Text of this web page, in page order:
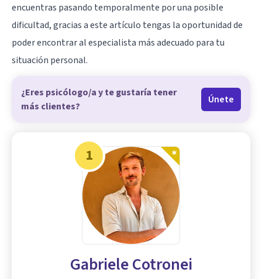
encuentras pasando temporalmente por una posible
dificultad, gracias a este artículo tengas la oportunidad de
poder encontrar al especialista más adecuado para tu
situación personal.
¿Eres psicólogo/a y te gustaría tener
más clientes?
Únete
1
Gabriele Cotronei